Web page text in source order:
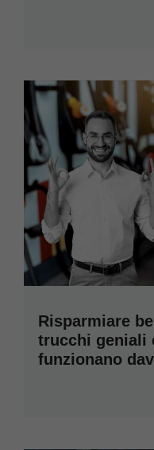
Risparmiare
trucchi geniali
funzionano